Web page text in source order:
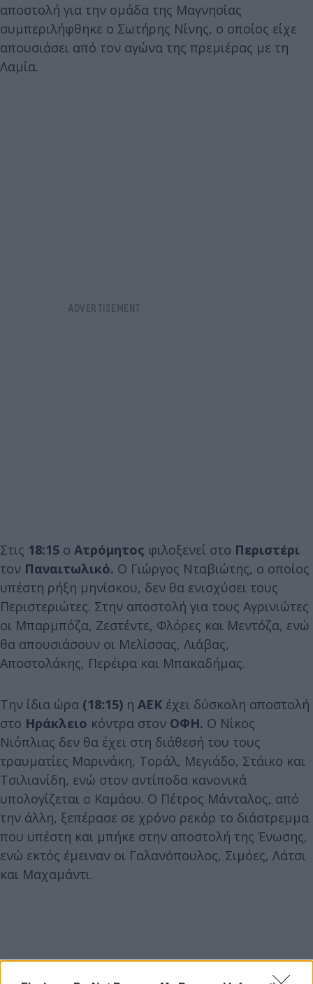
αποστολή για την ομάδα της Μαγνησίας
συμπεριλήφθηκε ο Σωτήρης Νίνης, ο οποίος είχε
απουσιάσει από τον αγώνα της πρεμιέρας με τη
Λαμία.
Στις 18:15 ο Ατρόμητος φιλοξενεί στο Περιστέρι
τον Παναιτωλικό. Ο Γιώργος Νταβιώτης, ο οποίος
υπέστη ρήξη μηνίσκου, δεν θα ενισχύσει τους
Περιστεριώτες. Στην αποστολή για τους Αγρινιώτες
οι Μπαρμπόζα, Ζεστέντε, Φλόρες και Μεντόζα, ενώ
θα απουσιάσουν οι Μελίσσας, Λιάβας,
Αποστολάκης, Περέιρα και Μπακαδήμας.
Την ίδια ώρα (18:15) η ΑΕΚ έχει δύσκολη αποστολή
στο Ηράκλειο κόντρα στον ΟΦΗ. Ο Νίκος
Νιόπλιας δεν θα έχει στη διάθεσή του τους
τραυματίες Μαρινάκη, Τοράλ, Μεγιάδο, Στάικο και
Τσιλιανίδη, ενώ στον αντίποδα κανονικά
υπολογίζεται ο Καμάου. Ο Πέτρος Μάνταλος, από
την άλλη, ξεπέρασε σε χρόνο ρεκόρ το διάστρεμμα
που υπέστη και μπήκε στην αποστολή της Ένωσης,
ενώ εκτός έμειναν οι Γαλανόπουλος, Σιμόες, Λάτσι
και Μαχαμάντι.